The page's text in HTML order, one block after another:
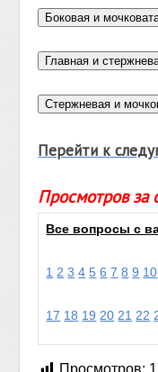
Перейти к
Просмотров за
Все вопросы с
1 2 3 4 5 6 7 8 9 10
17 18 19 20 21 22
Просмотров: